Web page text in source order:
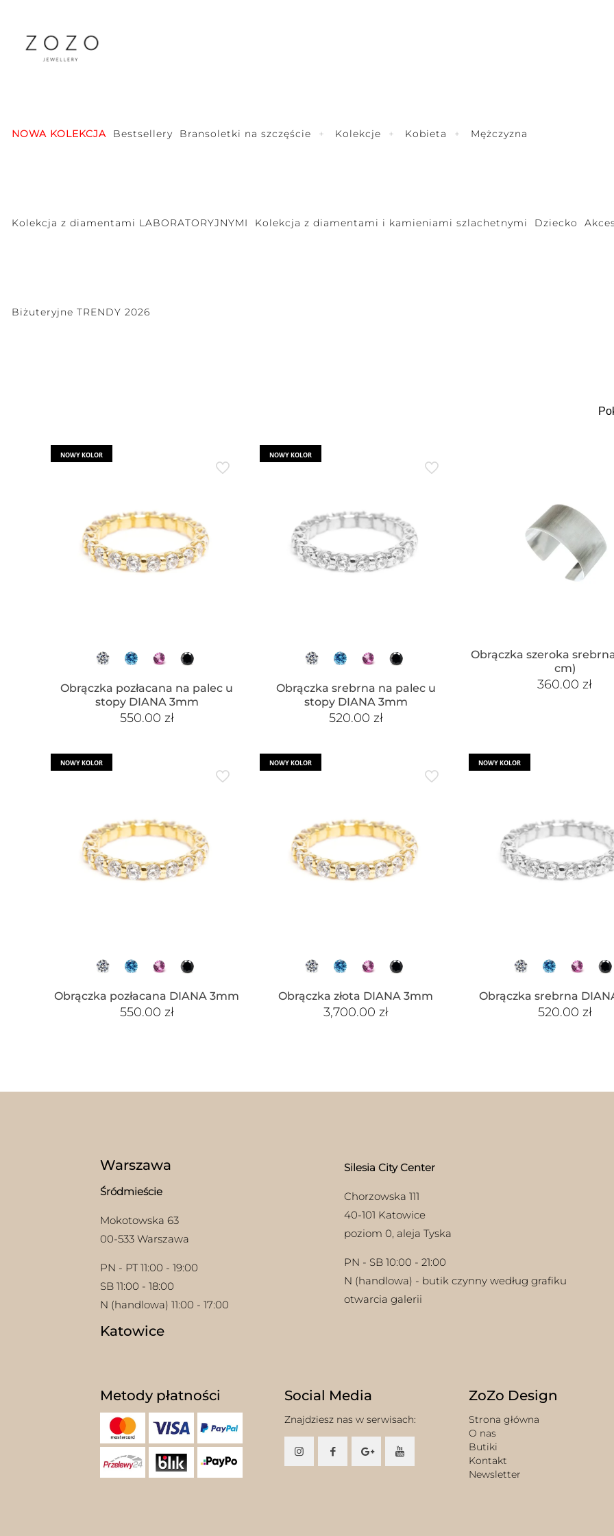
NOWA KOLEKCJA Bestsellery Bransoletki na szczęście Kolekcje Kobieta Mężczyzna
Kolekcja z diamentami LABORATORYJNYMI Kolekcja z diamentami i kamieniami szlachetnymi Dziecko
Biżuteryjne TRENDY 2026
NOWY KOLOR
Obrączka pozłacana na palec u
stopy DIANA 3mm
550.00 zł
NOWY KOLOR
Obrączka srebrna na palec u
stopy DIANA 3mm
520.00 zł
Obrączka szeroka
cm)
360.00zł
NOWY KOLOR
Obrączka pozłacana DIANA 3mm
550.00 zł
NOWY KOLOR
Obrączka złota DIANA 3mm
3,700.00 zł
NOWY KOLOR
Obrączka srebrna
520.00 zł
Warszawa
Śródmieście
Mokotowska 63
00-533 Warszawa
PN - PT 11:00 - 19:00
SB 11:00 - 18:00
N (handlowa) 11:00 - 17:00
Katowice
Silesia City Center
Chorzowska 111
40-101 Katowice
poziom 0, aleja Tyska
PN - SB 10:00 - 21:00
N (handlowa) - butik czynny według grafiku
otwarcia galerii
Metody płatności Social Media
Znajdziesz nas w serwisach:
ZoZo Design
Strona główna
O nas
Butiki
Kontakt
Newsletter